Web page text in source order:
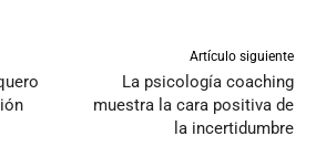
Artículo siguiente
La psicología coaching
muestra la cara positiva de
la incertidumbre